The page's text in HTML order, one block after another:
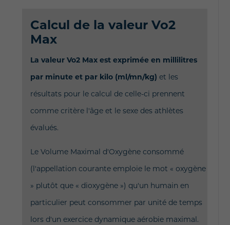
Calcul de la valeur Vo2
Max
La valeur Vo2 Max est exprimée en millilitres
par minute et par kilo (ml/mn/kg) et les
résultats pour le calcul de celle-ci prennent
comme critère l'âge et le sexe des athlètes
évalués.
Le Volume Maximal d'Oxygène consommé
(l'appellation courante emploie le mot « oxygène
» plutôt que « dioxygène ») qu'un humain en
particulier peut consommer par unité de temps
lors d'un exercice dynamique aérobie maximal.